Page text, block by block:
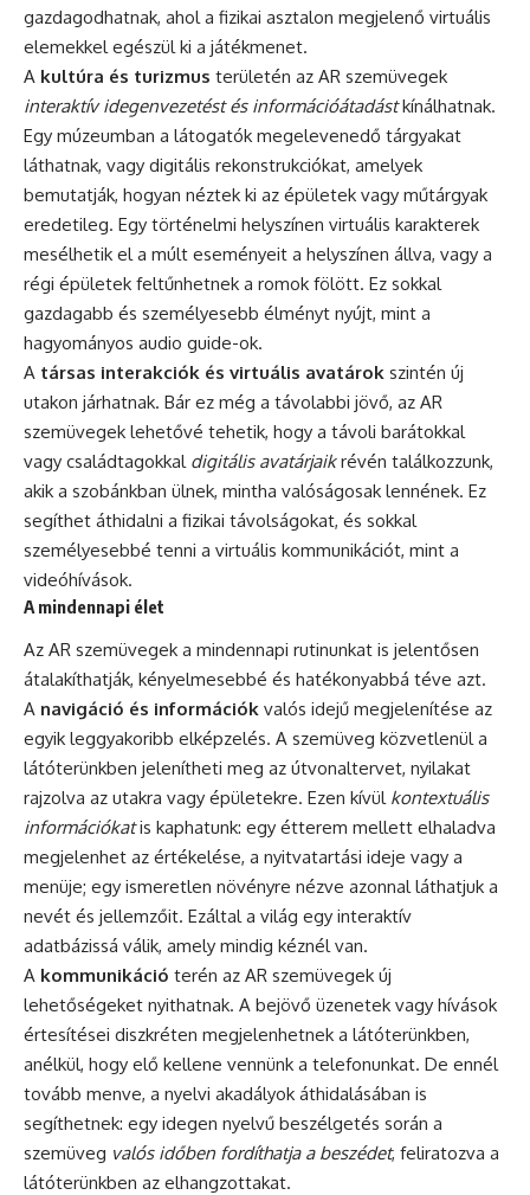
gazdagodhatnak, ahol a fizikai asztalon megjelenő virtuális
elemekkel egészül ki a játékmenet.
A kultúra és turizmus területén az AR szemüvegek
interaktív idegenvezetést és információátadástkínálhatnak.
Egy múzeumban a látogatók megelevenedő tárgyakat
láthatnak, vagy digitális rekonstrukciókat, amelyek
bemutatják, hogyan néztek ki az épületek vagy műtárgyak
eredetileg. Egy történelmi helyszínen virtuális karakterek
mesélhetik el a múlt eseményeit a helyszínen állva, vagy a
régi épületek feltűnhetnek a romok fölött. Ez sokkal
gazdagabb és személyesebb élményt nyújt, mint a
hagyományos audio guide-ok.
A társas interakciók és virtuális avatárok szintén új
utakon járhatnak. Bár ez még a távolabbi jövő, az AR
szemüvegek lehetővé tehetik, hogy a távoli barátokkal
vagy családtagokkal digitális avatárjaikrévén találkozzunk,
akik a szobánkban ülnek, mintha valóságosak lennének. Ez
segíthet áthidalni a fizikai távolságokat, és sokkal
személyesebbé tenni a virtuális kommunikációt, mint a
videóhívások.
A mindennapi élet
Az AR szemüvegek a mindennapi rutinunkat is jelentősen
átalakíthatják, kényelmesebbé és hatékonyabbá téve azt.
A navigáció és információk valós idejű megjelenítése az
egyik leggyakoribb elképzelés. A szemüveg közvetlenül a
látóterünkben jelenítheti meg az útvonaltervet, nyilakat
rajzolva az utakra vagy épületekre. Ezen kívül kontextuális
információkatis kaphatunk: egy étterem mellett elhaladva
megjelenhet az értékelése, a nyitvatartási ideje vagy a
menüje; egy ismeretlen növényre nézve azonnal láthatjuk a
nevét és jellemzőit. Ezáltal a világ egy interaktív
adatbázissá válik, amely mindig kéznél van.
A kommunikáció terén az AR szemüvegek új
lehetőségeket nyithatnak. A bejövő üzenetek vagy hívások
értesítései diszkréten megjelenhetnek a látóterünkben,
anélkül, hogy elő kellene vennünk a telefonunkat. De ennél
tovább menve, a nyelvi akadályok áthidalásában is
segíthetnek: egy idegen nyelvű beszélgetés során a
szemüveg valós időben fordíthatja a beszédet, feliratozva a
látóterünkben az elhangzottakat.